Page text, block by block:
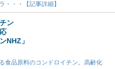
・・・【記事詳細】
ン
NHZ」
食品原料のコンドロイチン。高齢化